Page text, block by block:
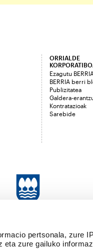
pertsonala, zure
eta zure gailuko
ORRIALDE
Ezagutu
BERRIA berri
Publizitatea
Galdera-
Kontratazioak
Sarebide